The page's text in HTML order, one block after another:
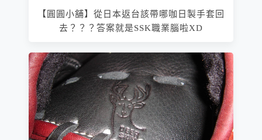
【圓圓小舖】從日本返台該帶哪咖日製手套回
去？？？答案就是SSK職業腦啦XD